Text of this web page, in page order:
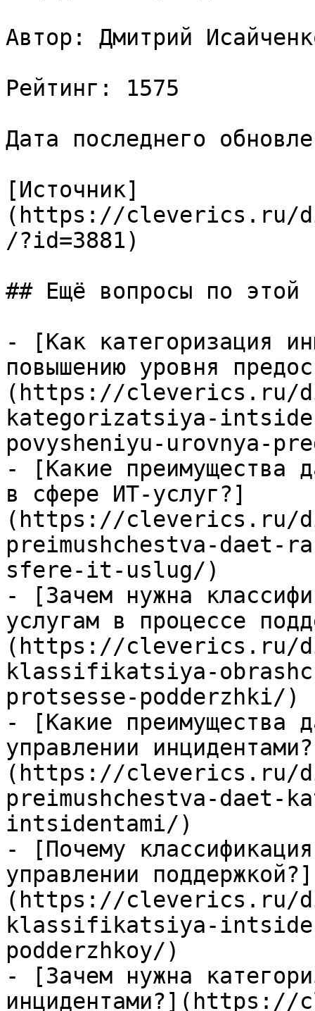
Автор: Дмитрий
Рейтинг: 1575
Дата последнего
[Источник]
(https://cleverics.ru/
/?id=3881)
## Ещё вопросы по этой
- [Как категоризация
повышению уровня
(https://cleverics.ru/
kategorizatsiya-
povysheniyu-urovnya-
- [Какие преимущества
в сфере ИТ-услуг?]
(https://cleverics.ru/
preimushchestva-daet-
sfere-it-uslug/)
- [Зачем нужна
услугам в процессе
(https://cleverics.ru/
klassifikatsiya-
protsesse-podderzhki/)
- [Какие преимущества
управлении
(https://cleverics.ru/
preimushchestva-
intsidentami/)
- [Почему
управлении поддержкой?]
(https://cleverics.ru/
klassifikatsiya-
podderzhkoy/)
- [Зачем нужна